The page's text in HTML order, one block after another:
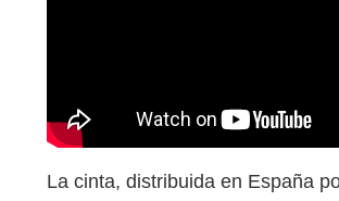
La cinta, distribuida en España